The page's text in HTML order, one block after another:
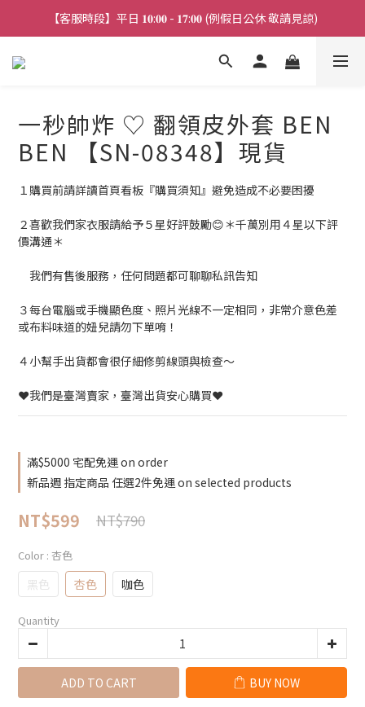
【連線直播】每週二 ~ 週五 𝟐𝟎:𝟎𝟎 詳見 𝑰𝑮 公告
【客服時段】平日 𝟏𝟎:𝟎𝟎 - 𝟏𝟕:𝟎𝟎 (例假日公休 敬請見諒)
【連線直播】每週二 ~ 週五 𝟐𝟎:𝟎𝟎 詳見 𝑰𝑮 公告
一秒帥炸 ♡ 翻領皮外套 BEN
BEN 【SN-08348】現貨
１購買前請詳讀首頁看板『購買須知』避免造成不必要困擾
２喜歡我們家衣服請給予５星好評鼓勵😊＊千萬別用４星以下評
價溝通＊
我們有售後服務，任何問題都可聊聊私訊告知
３每台電腦或手機顯色度、照片光線不一定相同，非常介意色差
或布料味道的妞兒請勿下單唷！
４小幫手出貨都會很仔細修剪線頭與檢查～
❤️我們是臺灣賣家，臺灣出貨安心購買❤️
滿$5000 宅配免運 on order
新品週 指定商品 任選2件免運 on selected products
NT$599 NT$790
Color : 杏色
黑色 杏色 咖色
Quantity
ADD TO CART BUY NOW